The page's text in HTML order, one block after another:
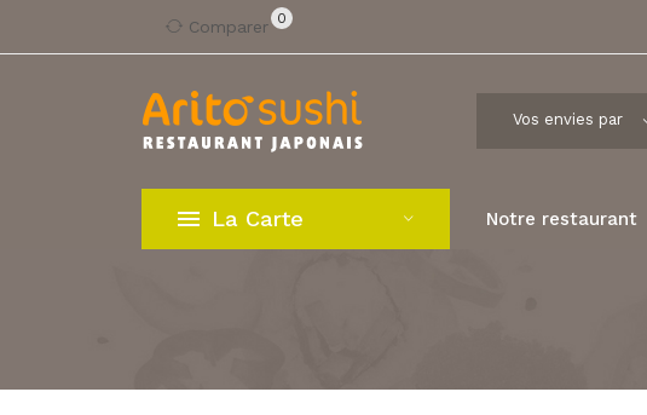
Comparer 0
La Carte Notre restaurant